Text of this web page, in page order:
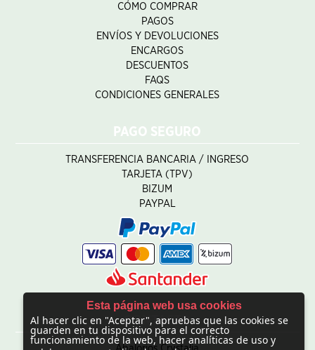
CÓMO COMPRAR
PAGOS
ENVÍOS Y DEVOLUCIONES
ENCARGOS
DESCUENTOS
FAQS
CONDICIONES GENERALES
PAGO SEGURO
TRANSFERENCIA BANCARIA / INGRESO
TARJETA (TPV)
BIZUM
PAYPAL
CONTACTO
Esta página web usa cookies
Al hacer clic en "Aceptar", apruebas que las cookies se
guarden en tu dispositivo para el correcto
funcionamiento de la web, hacer analíticas de uso y